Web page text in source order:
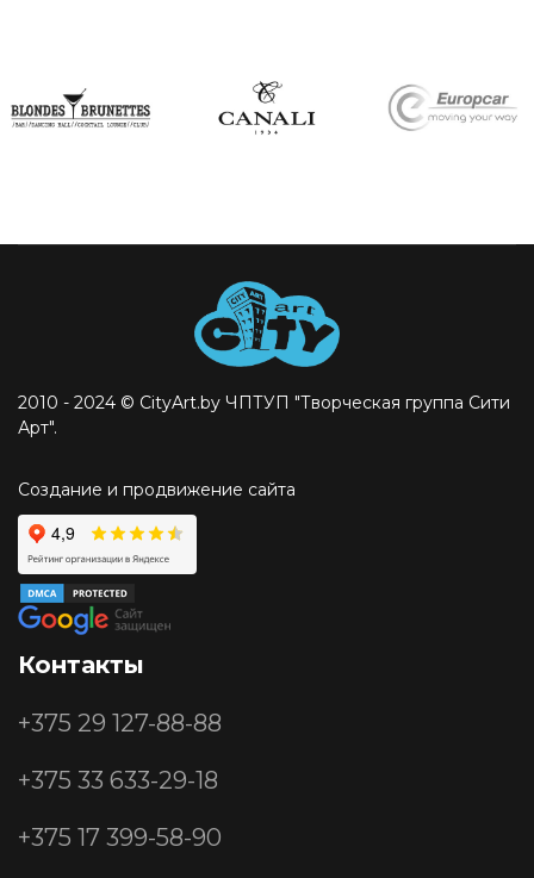
2010 - 2024 © CityArt.by ЧПТУП "Творческая группа Сити
Арт".
Создание и продвижение сайта
Контакты
+375 29 127-88-88
+375 33 633-29-18
+375 17 399-58-90